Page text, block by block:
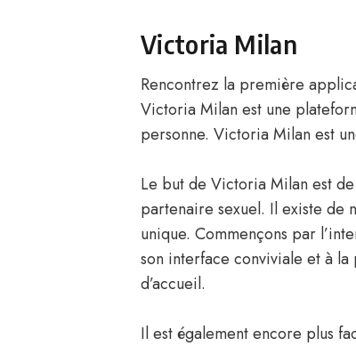
Victoria Milan
Rencontrez la première
Victoria Milan est une
personne. Victoria Milan est
Le but de Victoria Milan est
partenaire sexuel. Il existe de
unique. Commençons par
son interface conviviale et à
d’accueil.
Il est également encore plus